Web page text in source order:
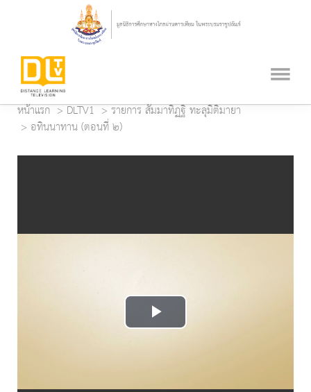
หน้าแรก DLTV1
รายการ สัมมาทิฏฐิ ทะลุมิติมายา
อทินนาทาน (ตอนที่ ๒)
Play